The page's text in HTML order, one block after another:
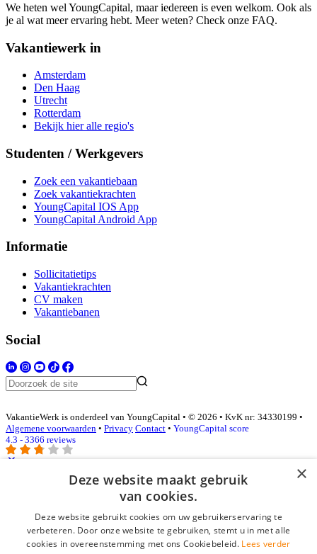
We heten wel YoungCapital, maar iedereen is even welkom. Ook als
je al wat meer ervaring hebt. Meer weten? Check onze FAQ.
Vakantiewerk in
Amsterdam
Den Haag
Utrecht
Rotterdam
Bekijk hier alle regio's
Studenten / Werkgevers
Zoek een vakantiebaan
Zoek vakantiekrachten
YoungCapital IOS App
YoungCapital Android App
Informatie
Sollicitatietips
Vakantiekrachten
CV maken
Vakantiebanen
Social
VakantieWerk is onderdeel van YoungCapital • © 2026 • KvK nr: 34330199 •
Algemene voorwaarden • Privacy Contact • YoungCapital score
4.3 - 3366 reviews
E-mail*
Wachtwoord
×
Deze website maakt gebruik
van cookies.
Deze website gebruikt cookies om uw gebruikerservaring te
verbeteren. Door onze website te gebruiken, stemt u in met alle
cookies in overeenstemming met ons Cookiebeleid. Lees verder